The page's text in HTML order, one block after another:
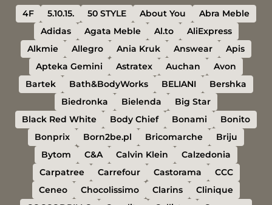
4F 5.10.15. 50 STYLE About You
Abra Meble
Adidas
Agata Meble Al.to
AliExpress
Alkmie
Allegro Ania Kruk Answear
Apis
Apteka Gemini
Astratex Auchan
Avon
Bartek
Bath&BodyWorks BELIANI
Bershka
Biedronka
Bielenda
Big Star
Black Red White
Body Chief Bonami
Bonito
Bonprix
Born2be.pl Bricomarche
Briju
Bytom
C&A Calvin Klein
Calzedonia
Carpatree
Carrefour Castorama
CCC
Ceneo
Chocolissimo Clarins
Clinique